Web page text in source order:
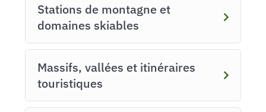
Stations de montagne et
domaines skiables
Massifs, vallées et itinéraires
touristiques